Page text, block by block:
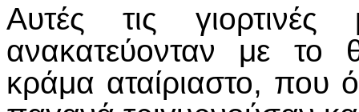
Αυτές τις
ανακατεύονταν με το
κράμα αταίριαστο, που